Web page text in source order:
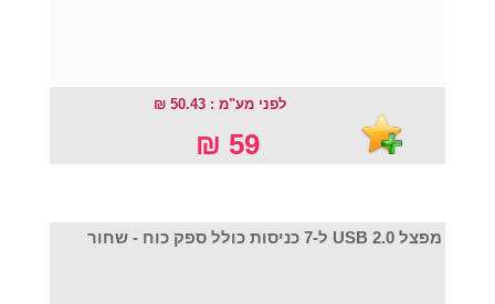
לפני מע"מ : 50.43 ₪
59 ₪
מפצל USB 2.0 ל-7 כניסות כולל ספק כוח - שחור